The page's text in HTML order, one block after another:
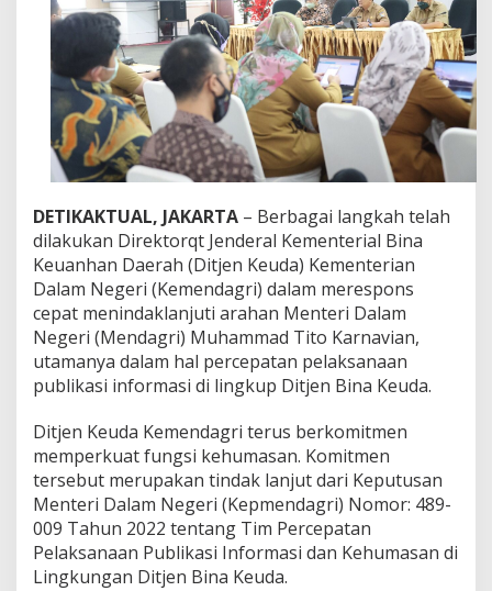
n
e
r
a
D
i
t
j
e
B
i
n
a
K
e
u
d
a
m
e
n
d
a
g
r
DETIKAKTUAL, JAKARTA – Berbagai langkah telah
dilakukan Direktorqt Jenderal Kementerial Bina
Keuanhan Daerah (Ditjen Keuda) Kementerian
Dalam Negeri (Kemendagri) dalam merespons
cepat menindaklanjuti arahan Menteri Dalam
Negeri (Mendagri) Muhammad Tito Karnavian,
utamanya dalam hal percepatan pelaksanaan
publikasi informasi di lingkup Ditjen Bina Keuda.
Ditjen Keuda Kemendagri terus berkomitmen
memperkuat fungsi kehumasan. Komitmen
tersebut merupakan tindak lanjut dari Keputusan
Menteri Dalam Negeri (Kepmendagri) Nomor: 489-
009 Tahun 2022 tentang Tim Percepatan
Pelaksanaan Publikasi Informasi dan Kehumasan di
Lingkungan Ditjen Bina Keuda.